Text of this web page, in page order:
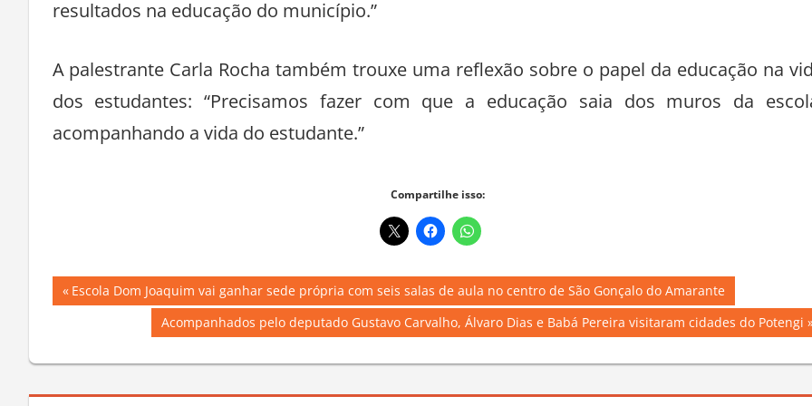
continuem o legado do aprendizado”, afirmou.
A secretária adjunta de Educação, Socorro Medeiros, reforçou a união da equipe:
certeza de que estaremos juntos em 2026 para vencer todos os desafios e garantir
resultados na educação do município.”
A palestrante Carla Rocha também trouxe uma reflexão sobre o papel da educação na
dos estudantes: “Precisamos fazer com que a educação saia dos muros da
Compartilhe isso: